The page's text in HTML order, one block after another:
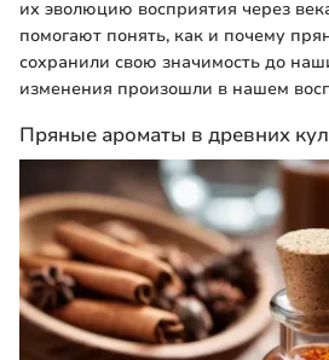
их эволюцию восприятия через
помогают понять, как и почему
сохранили свою значимость до
изменения произошли в нашем
Пряные ароматы в древних